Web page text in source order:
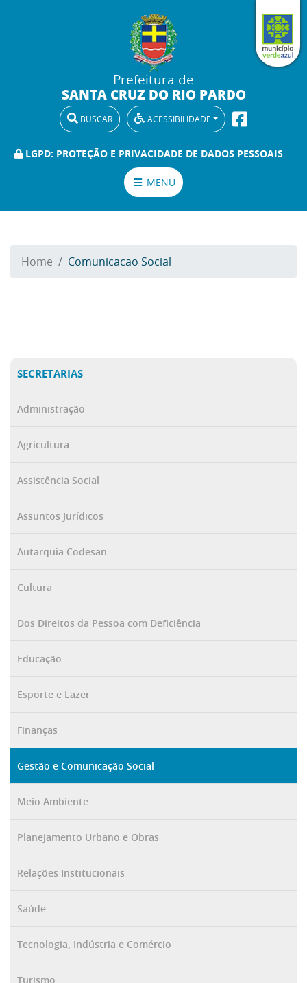
Prefeitura de
SANTA CRUZ DO RIO PARDO
BUSCAR ACESSIBILIDADE
LGPD: PROTEÇÃO E PRIVACIDADE DE DADOS PESSOAIS
MENU
Home Comunicacao Social
SECRETARIAS
Administração
Agricultura
Assistência Social
Assuntos Jurídicos
Autarquia Codesan
Cultura
Dos Direitos da Pessoa com Deficiência
Educação
Esporte e Lazer
Finanças
Gestão e Comunicação Social
Meio Ambiente
Planejamento Urbano e Obras
Relações Institucionais
Saúde
Tecnologia, Indústria e Comércio
Turismo